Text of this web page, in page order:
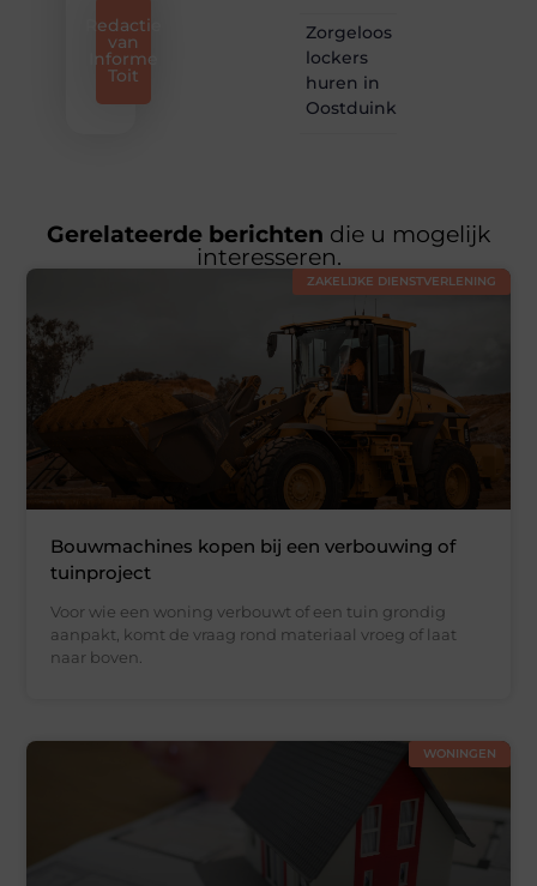
Redactie
van
Informe
Toit
Zorgeloos
lockers
huren in
Oostduinkerke
Gerelateerde berichten die u mogelijk
interesseren.
ZAKELIJKE DIENSTVERLENING
Bouwmachines kopen bij een verbouwing of
tuinproject
Voor wie een woning verbouwt of een tuin grondig
aanpakt, komt de vraag rond materiaal vroeg of laat
naar boven.
WONINGEN